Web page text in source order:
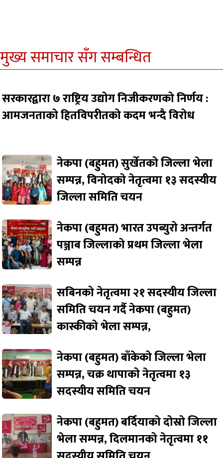
मुख्य समाचार सँग सम्बन्धित
सरकारद्वारा ७ राष्ट्रिय उद्योग निजीकरणको निर्णय :
आमजनताको हितविपरीतको कदम भन्दै विरोध
नेकपा (बहुमत) सुर्खेतको जिल्ला भेला
सम्पन्न, विनोदको नेतृत्वमा १३ सदस्यीय
जिल्ला समिति चयन
नेकपा (बहुमत) भारत उपब्युरो अन्तर्गत
पञ्जाब जिल्लाको प्रथम जिल्ला भेला
सम्पन्न
सबिनको नेतृत्वमा २१ सदस्यीय जिल्ला
समिति चयन गर्दै नेकपा (बहुमत)
कास्कीको भेला सम्पन्न,
नेकपा (बहुमत) बाँकेको जिल्ला भेला
सम्पन्न, चक्र थापाको नेतृत्वमा १३
सदस्यीय समिति चयन
नेकपा (बहुमत) बर्दियाको दोस्रो जिल्ला
भेला सम्पन्न, दिलमानको नेतृत्वमा ११